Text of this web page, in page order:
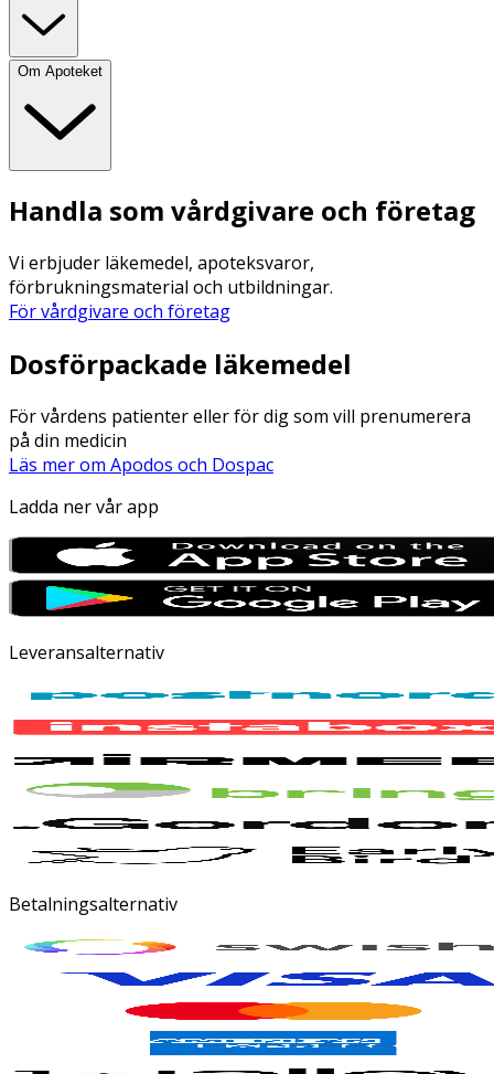
Om Apoteket
Handla som vårdgivare och företag
Vi erbjuder läkemedel, apoteksvaror,
förbrukningsmaterial och utbildningar.
För vårdgivare och företag
Dosförpackade läkemedel
För vårdens patienter eller för dig som vill prenumerera
på din medicin
Läs mer om Apodos och Dospac
Ladda ner vår app
Leveransalternativ
Betalningsalternativ